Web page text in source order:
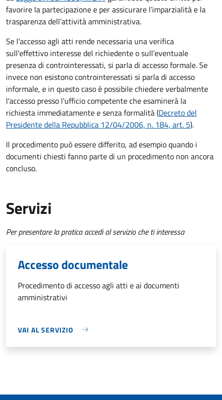
favorire la partecipazione e per assicurare l’imparzialità e la
trasparenza dell’attività amministrativa.
Se l'accesso agli atti rende necessaria una verifica
sull'effettivo interesse del richiedente o sull'eventuale
presenza di controinteressati, si parla di accesso formale. Se
invece non esistono controinteressati si parla di accesso
informale, e in questo caso è possibile chiedere verbalmente
l'accesso presso l'ufficio competente che esaminerà la
richiesta immediatamente e senza formalità (Decreto del
Presidente della Repubblica 12/04/2006, n. 184, art. 5).
Il procedimento può essere differito, ad esempio quando i
documenti chiesti fanno parte di un procedimento non ancora
concluso.
Servizi
Per presentare la pratica accedi al servizio che ti interessa
Accesso documentale
Procedimento di accesso agli atti e ai documenti
amministrativi
VAI AL SERVIZIO